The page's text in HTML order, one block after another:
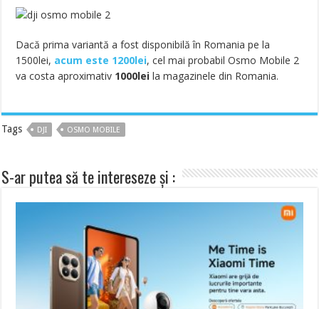
Dacă prima variantă a fost disponibilă în Romania pe la
1500lei, acum este 1200lei, cel mai probabil Osmo Mobile 2
va costa aproximativ 1000lei la magazinele din Romania.
Tags DJI OSMO MOBILE
S-ar putea să te intereseze și :